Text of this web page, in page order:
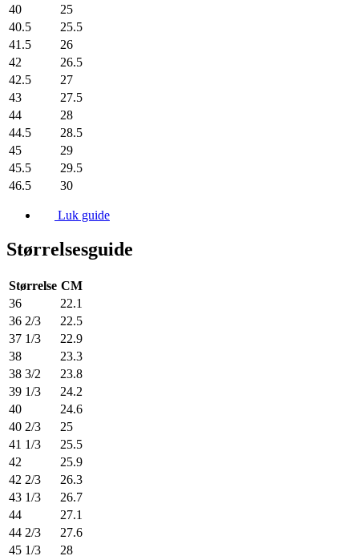
40
25
40.5
25.5
41.5
26
42
26.5
42.5
27
43
27.5
44
28
44.5
28.5
45
29
45.5
29.5
46.5
30
Luk guide
Størrelsesguide
Størrelse CM
36
22.1
36 2/3
22.5
37 1/3
22.9
38
23.3
38 3/2
23.8
39 1/3
24.2
40
24.6
40 2/3
25
41 1/3
25.5
42
25.9
42 2/3
26.3
43 1/3
26.7
44
27.1
44 2/3
27.6
45 1/3
28